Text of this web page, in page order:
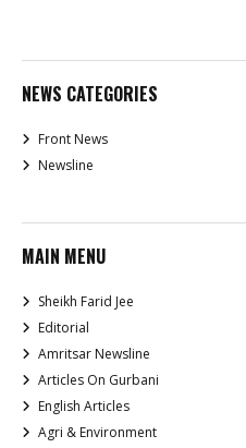
NEWS CATEGORIES
Front News
Newsline
MAIN MENU
Sheikh Farid Jee
Editorial
Amritsar Newsline
Articles On Gurbani
English Articles
Agri & Environment